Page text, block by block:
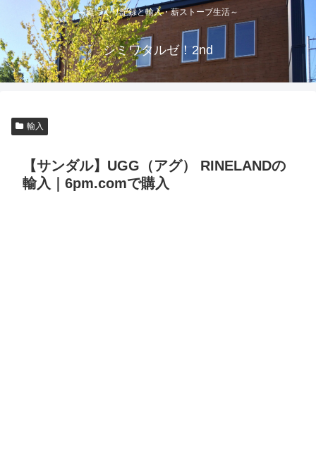
～庭づくり記録と輸入・薪ストーブ生活～
シミワタルゼ！2nd
輸入
【サンダル】UGG（アグ） RINELANDの
輸入｜6pm.comで購入